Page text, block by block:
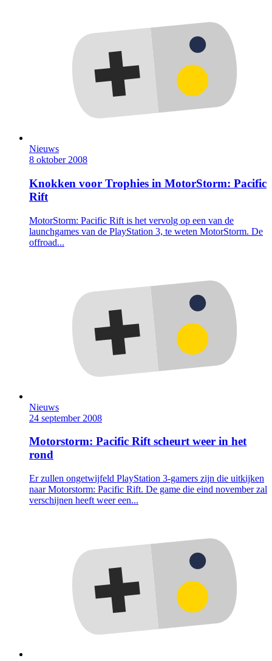
Nieuws
8 oktober 2008
Knokken voor Trophies in MotorStorm: Pacific
Rift
MotorStorm: Pacific Rift is het vervolg op een van de
launchgames van de PlayStation 3, te weten MotorStorm. De
offroad...
Nieuws
24 september 2008
Motorstorm: Pacific Rift scheurt weer in het
rond
Er zullen ongetwijfeld PlayStation 3-gamers zijn die uitkijken
naar Motorstorm: Pacific Rift. De game die eind november zal
verschijnen heeft weer een...